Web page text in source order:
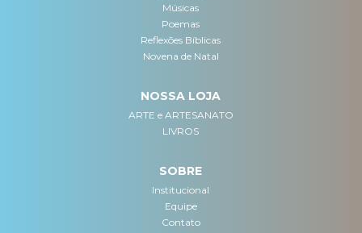
Músicas
Poemas
Reflexões Bíblicas
Novena de Natal
NOSSA LOJA
ARTE e ARTESANATO
LIVROS
SOBRE
Institucional
Equipe
Contato